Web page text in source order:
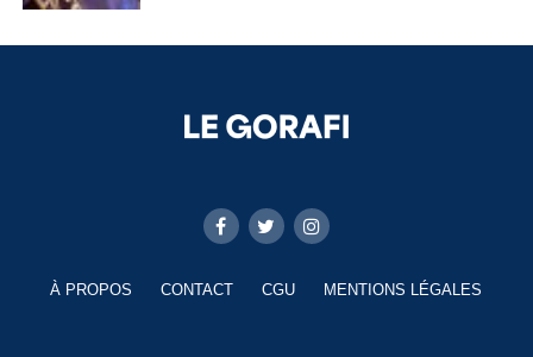
À PROPOS CONTACT CGU MENTIONS LÉGALES